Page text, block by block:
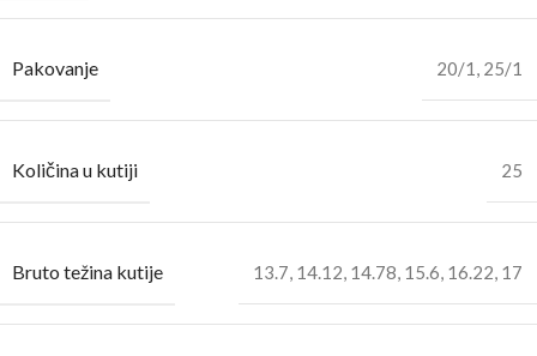
Pakovanje 20/1 , 25/1
Količina u kutiji 25
Bruto težina kutije 13.7, 14.12, 14.78, 15.6, 16.22, 17